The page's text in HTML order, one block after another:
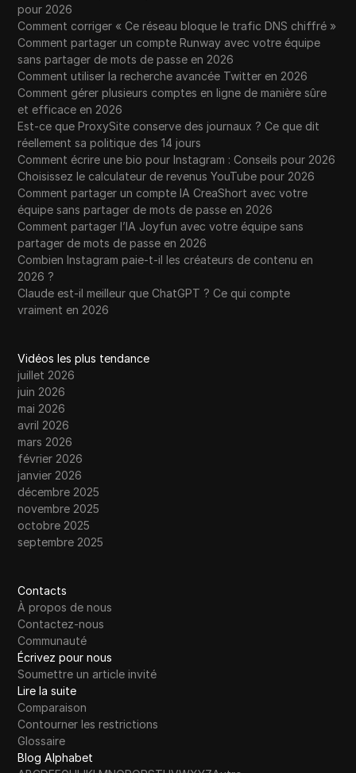
pour 2026
Comment corriger « Ce réseau bloque le trafic DNS chiffré »
Comment partager un compte Runway avec votre équipe
sans partager de mots de passe en 2026
Comment utiliser la recherche avancée Twitter en 2026
Comment gérer plusieurs comptes en ligne de manière sûre
et efficace en 2026
Est-ce que ProxySite conserve des journaux ? Ce que dit
réellement sa politique des 14 jours
Comment écrire une bio pour Instagram : Conseils pour 2026
Choisissez le calculateur de revenus YouTube pour 2026
Comment partager un compte IA CreaShort avec votre
équipe sans partager de mots de passe en 2026
Comment partager l’IA Joyfun avec votre équipe sans
partager de mots de passe en 2026
Combien Instagram paie-t-il les créateurs de contenu en
2026 ?
Claude est-il meilleur que ChatGPT ? Ce qui compte
vraiment en 2026
Vidéos les plus tendance
juillet 2026
juin 2026
mai 2026
avril 2026
mars 2026
février 2026
janvier 2026
décembre 2025
novembre 2025
octobre 2025
septembre 2025
Contacts
À propos de nous
Contactez-nous
Communauté
Écrivez pour nous
Soumettre un article invité
Lire la suite
Comparaison
Contourner les restrictions
Glossaire
Blog Alphabet